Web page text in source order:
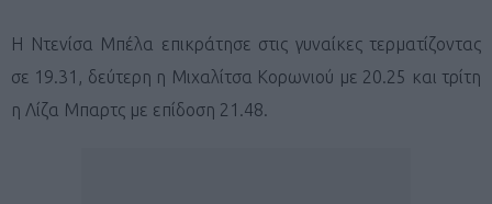
Η Ντενίσα Μπέλα επικράτησε στις γυναίκες τερματίζοντας
σε 19.31, δεύτερη η Μιχαλίτσα Κορωνιού με 20.25 και τρίτη
η Λίζα Μπαρτς με επίδοση 21.48.